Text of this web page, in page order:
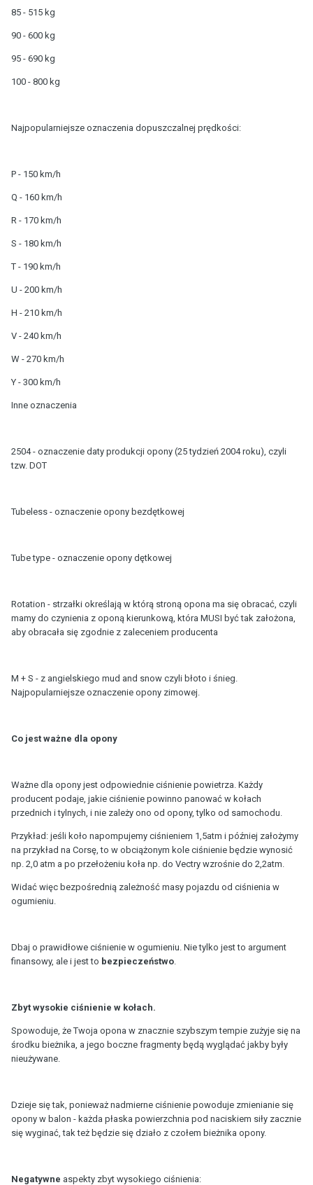
85 - 515 kg
90 - 600 kg
95 - 690 kg
100 - 800 kg
Najpopularniejsze oznaczenia dopuszczalnej prędkości:
P - 150 km/h
Q - 160 km/h
R - 170 km/h
S - 180 km/h
T - 190 km/h
U - 200 km/h
H - 210 km/h
V - 240 km/h
W - 270 km/h
Y - 300 km/h
Inne oznaczenia
2504 - oznaczenie daty produkcji opony (25 tydzień 2004 roku), czyli
tzw. DOT
Tubeless - oznaczenie opony bezdętkowej
Tube type - oznaczenie opony dętkowej
Rotation - strzałki określają w którą stroną opona ma się obracać, czyli
mamy do czynienia z oponą kierunkową, która MUSI być tak założona,
aby obracała się zgodnie z zaleceniem producenta
M + S - z angielskiego mud and snow czyli błoto i śnieg.
Najpopularniejsze oznaczenie opony zimowej.
Co jest ważne dla opony
Ważne dla opony jest odpowiednie ciśnienie powietrza. Każdy
producent podaje, jakie ciśnienie powinno panować w kołach
przednich i tylnych, i nie zależy ono od opony, tylko od samochodu.
Przykład: jeśli koło napompujemy ciśnieniem 1,5atm i później założymy
na przykład na Corsę, to w obciążonym kole ciśnienie będzie wynosić
np. 2,0 atm a po przełożeniu koła np. do Vectry wzrośnie do 2,2atm.
Widać więc bezpośrednią zależność masy pojazdu od ciśnienia w
ogumieniu.
Dbaj o prawidłowe ciśnienie w ogumieniu. Nie tylko jest to argument
finansowy, ale i jest to bezpieczeństwo
Zbyt wysokie ciśnienie w kołach.
Spowoduje, że Twoja opona w znacznie szybszym tempie zużyje się na
środku bieżnika, a jego boczne fragmenty będą wyglądać jakby były
nieużywane.
Dzieje się tak, ponieważ nadmierne ciśnienie powoduje zmienianie się
opony w balon - każda płaska powierzchnia pod naciskiem siły zacznie
się wyginać, tak też będzie się działo z czołem bieżnika opony.
Negatywne aspekty zbyt wysokiego ciśnienia: